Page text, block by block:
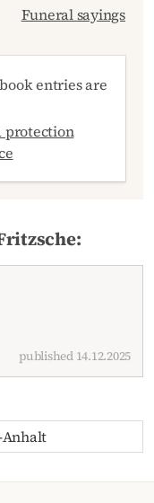
Funeral sayings
entries are
protection
published 14.12.2025
Anhalt